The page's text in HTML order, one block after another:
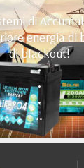
di
energia di
di blackout!
•
•
•
••